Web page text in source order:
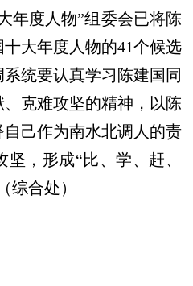
年度人物”组委会已将陈
大年度人物的41个候选
统要认真学习陈建国同
克难攻坚的精神，以陈
己作为南水北调人的责
坚，形成“比、学、赶、
综合处）